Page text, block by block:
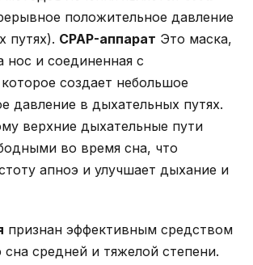
положительное давление
путях). CPAP-аппарат Это маска,
нос и соединенная с
создает небольшое
давление в дыхательных путях.
верхние дыхательные пути
во время сна, что
апноэ и улучшает дыхание и
признан эффективным средством
сна средней и тяжелой степени.